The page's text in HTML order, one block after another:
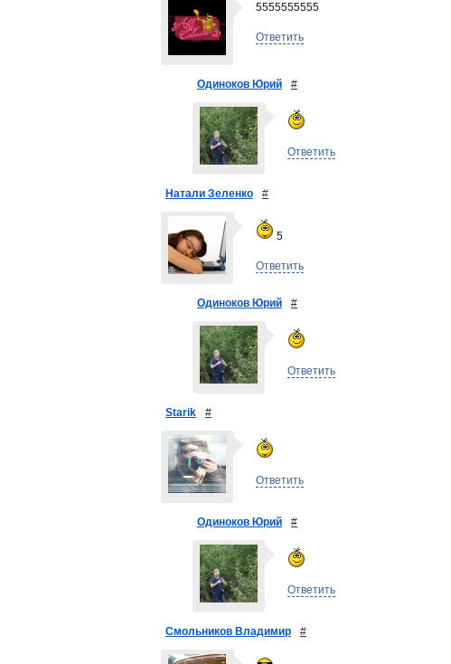
5555555555
Ответить
Одиноков Юрий #
Ответить
Натали Зеленко #
5
Ответить
Одиноков Юрий #
Ответить
Starik #
Ответить
Одиноков Юрий #
Ответить
Смольников Владимир #